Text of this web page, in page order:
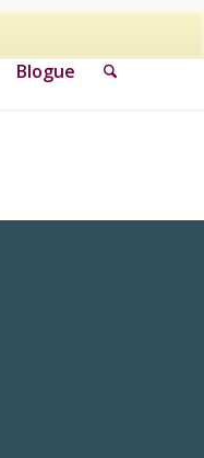
Blogue